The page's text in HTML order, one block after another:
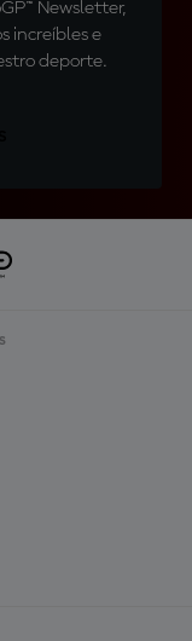
Newsletter,
increíbles e
deporte.